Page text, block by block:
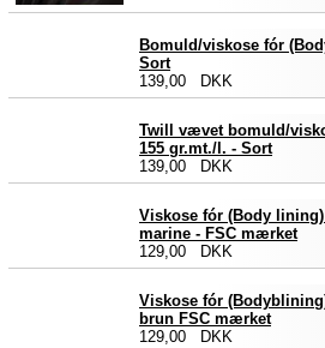
Bomuld/viskose fór
Sort
139,00 DKK
Twill vævet bomuld/
155 gr.mt./l. - Sort
139,00 DKK
Viskose fór (Body
marine - FSC mærket
129,00 DKK
Viskose fór
brun FSC mærket
129,00 DKK